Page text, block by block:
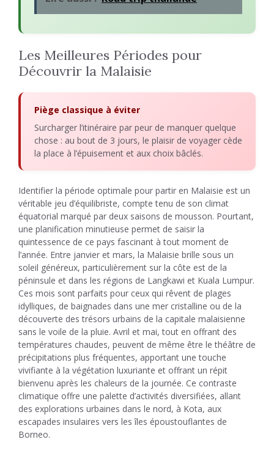
Les Meilleures Périodes pour
Découvrir la Malaisie
Piège classique à éviter
Surcharger l’itinéraire par peur de manquer quelque
chose : au bout de 3 jours, le plaisir de voyager cède
la place à l’épuisement et aux choix bâclés.
Identifier la période optimale pour partir en Malaisie est un
véritable jeu d’équilibriste, compte tenu de son climat
équatorial marqué par deux saisons de mousson. Pourtant,
une planification minutieuse permet de saisir la
quintessence de ce pays fascinant à tout moment de
l’année. Entre janvier et mars, la Malaisie brille sous un
soleil généreux, particulièrement sur la côte est de la
péninsule et dans les régions de Langkawi et Kuala Lumpur.
Ces mois sont parfaits pour ceux qui rêvent de plages
idylliques, de baignades dans une mer cristalline ou de la
découverte des trésors urbains de la capitale malaisienne
sans le voile de la pluie. Avril et mai, tout en offrant des
températures chaudes, peuvent de même être le théâtre de
précipitations plus fréquentes, apportant une touche
vivifiante à la végétation luxuriante et offrant un répit
bienvenu après les chaleurs de la journée. Ce contraste
climatique offre une palette d’activités diversifiées, allant
des explorations urbaines dans le nord, à Kota, aux
escapades insulaires vers les îles époustouflantes de
Borneo.